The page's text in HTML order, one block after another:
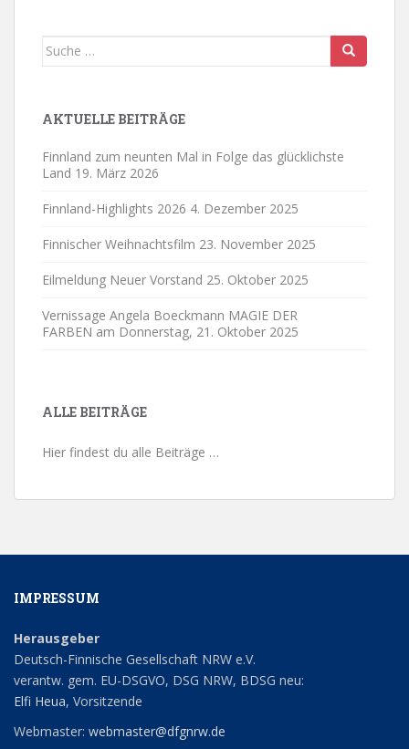
Suche
AKTUELLE BEITRÄGE
Finnland zum neunten Mal in Folge das glücklichste
Land 19. März 2026
Finnland-Highlights 2026 4. Dezember 2025
Finnischer Weihnachtsfilm 23. November 2025
Eilmeldung Neuer Vorstand 25. Oktober 2025
Vernissage Angela Boeckmann MAGIE DER
FARBEN am Donnerstag, 21. Oktober 2025
ALLE BEITRÄGE
Hier findest du alle Beiträge …
IMPRESSUM
Herausgeber
Deutsch-Finnische Gesellschaft NRW e.V.
verantw. gem. EU-DSGVO, DSG NRW, BDSG neu:
Elfi Heua, Vorsitzende
Webmaster: webmaster@dfgnrw.de